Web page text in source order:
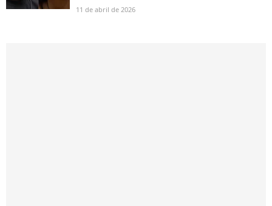
11 de abril de 2026